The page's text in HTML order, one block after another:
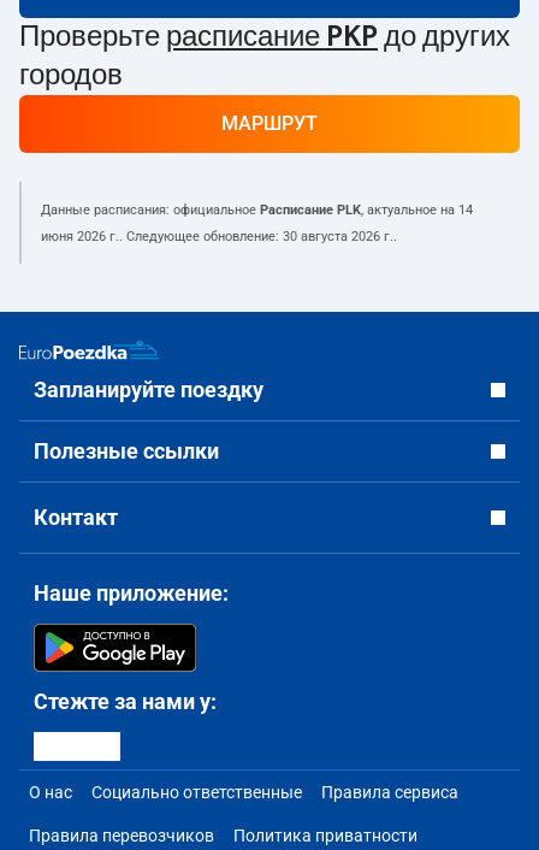
Проверьте расписание PKP до других
городов
МАРШРУТ
Данные расписания: официальное Расписание PLK, актуальное на 14
июня 2026 г.. Следующее обновление: 30 августа 2026 г..
Запланируйте поездку
Полезные ссылки
Контакт
Наше приложение:
Стежте за нами у:
О нас Социально ответственные Правила сервиса
Правила перевозчиков Политика приватности